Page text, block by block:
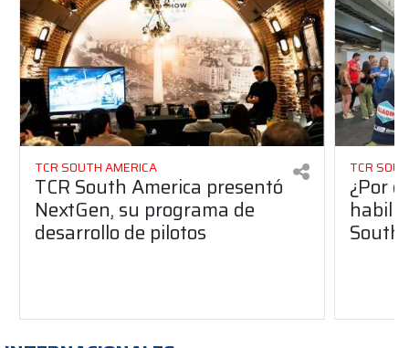
TCR SOUTH AMERICA
TCR South America presentó
NextGen, su programa de
desarrollo de pilotos
TCR
¿Por
South